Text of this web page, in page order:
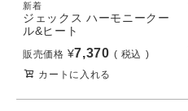
新着
ジェックス ハーモニークー
ル&ヒート
販売価格 ¥7,370
税込
カートに入れる